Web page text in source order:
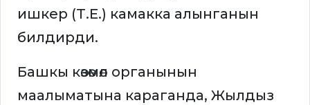
ишкер (Т.Е.) камакка алынганын
билдирди.
Башкы көзөмөл органынын
маалыматына караганда, Жылдыз